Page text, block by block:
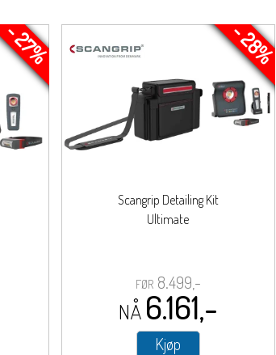
- 27% - 28%
Scangrip Detailing Kit
Ultimate
FØR 8.499,-
NÅ 6.161,-
Kjøp